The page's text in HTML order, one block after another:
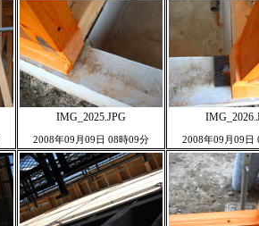
IMG_2025.JPG
2008年09月09日 08時09分 2008年09月09日